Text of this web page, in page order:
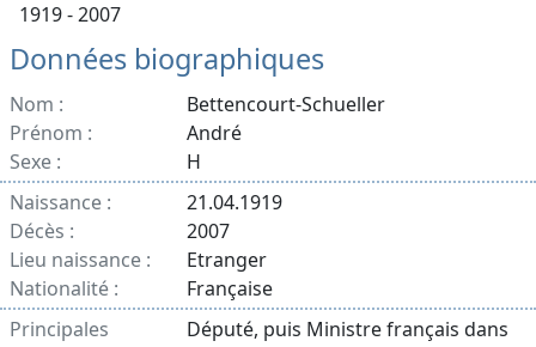
1919 - 2007
Données biographiques
Nom :
Bettencourt-Schueller
Prénom :
André
Sexe :
H
Naissance :
21.04.1919
Décès :
2007
Lieu naissance :
Etranger
Nationalité :
Française
Principales
Député, puis Ministre français dans